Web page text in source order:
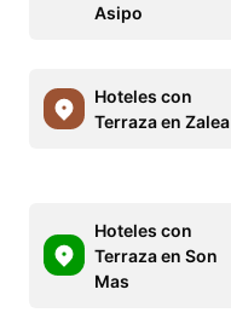
Asipo
Hoteles con
Terraza en Zalea
Hoteles con
Terraza en Son
Mas